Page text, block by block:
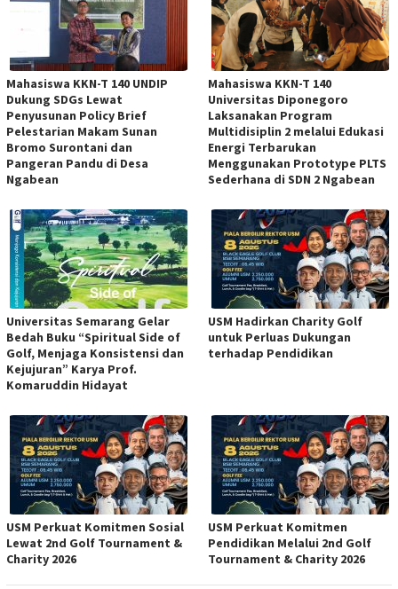
Mahasiswa KKN-T 140 UNDIP
Dukung SDGs Lewat
Penyusunan Policy Brief
Pelestarian Makam Sunan
Bromo Surontani dan
Pangeran Pandu di Desa
Ngabean
Mahasiswa KKN-T 140
Universitas Diponegoro
Laksanakan Program
Multidisiplin 2 melalui Edukasi
Energi Terbarukan
Menggunakan Prototype PLTS
Sederhana di SDN 2 Ngabean
Universitas Semarang Gelar
Bedah Buku “Spiritual Side of
Golf, Menjaga Konsistensi dan
Kejujuran” Karya Prof.
Komaruddin Hidayat
USM Hadirkan Charity Golf
untuk Perluas Dukungan
terhadap Pendidikan
USM Perkuat Komitmen Sosial
Lewat 2nd Golf Tournament &
Charity 2026
USM Perkuat Komitmen
Pendidikan Melalui 2nd Golf
Tournament & Charity 2026